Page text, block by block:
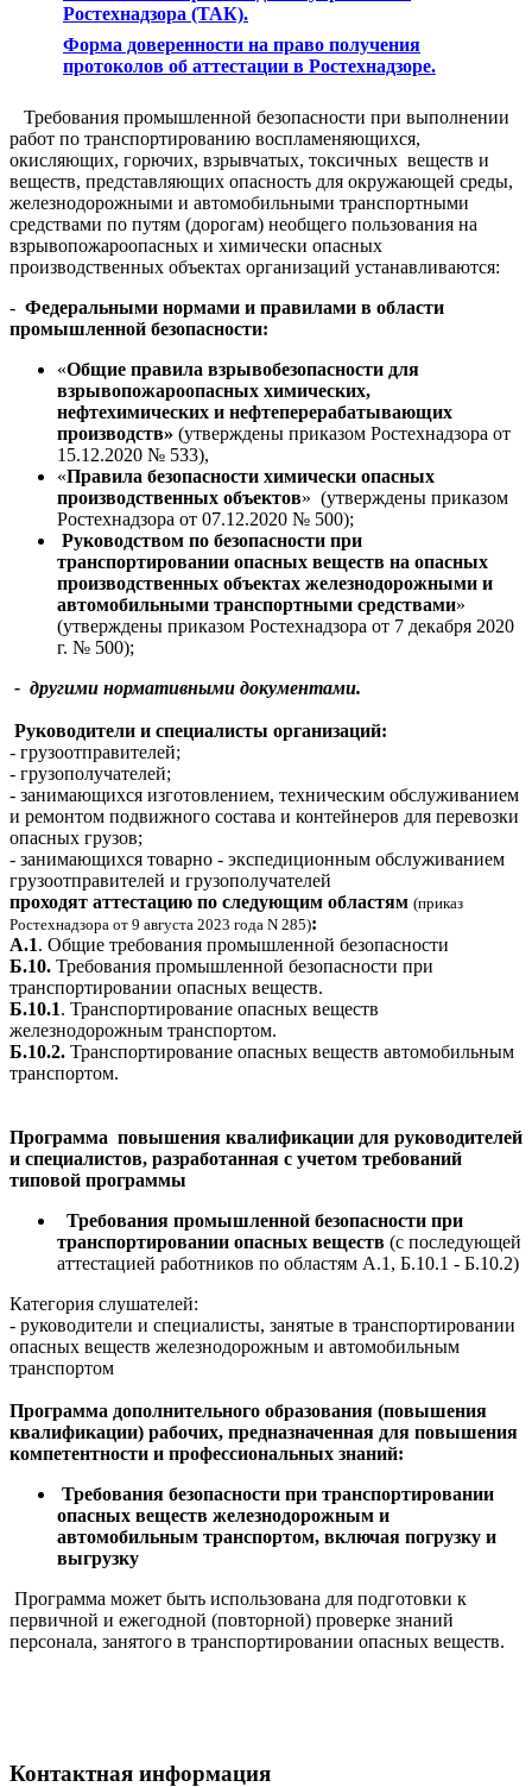
Ростехнадзора (ТАК).
Форма доверенности на право получения
протоколов об аттестации в Ростехнадзоре.
Требования промышленной безопасности при выполнении
работ по транспортированию воспламеняющихся,
окисляющих, горючих, взрывчатых, токсичных веществ и
веществ, представляющих опасность для окружающей среды,
железнодорожными и автомобильными транспортными
средствами по путям (дорогам) необщего пользования на
взрывопожароопасных и химически опасных
производственных объектах организаций устанавливаются:
- Федеральными нормами и правилами в области
промышленной безопасности:
«Общие правила взрывобезопасности для
взрывопожароопасных химических,
нефтехимических и нефтеперерабатывающих
производств» (утверждены приказом Ростехнадзора от
15.12.2020 № 533),
«Правила безопасности химически опасных
производственных объектов» (утверждены приказом
Ростехнадзора от 07.12.2020 № 500);
Руководством по безопасности при
транспортировании опасных веществ на опасных
производственных объектах железнодорожными и
автомобильными транспортными средствами»
(утверждены приказом Ростехнадзора от 7 декабря 2020
г. № 500);
- другими нормативными документами.
Руководители и специалисты организаций:
- грузоотправителей;
- грузополучателей;
- занимающихся изготовлением, техническим обслуживанием
и ремонтом подвижного состава и контейнеров для перевозки
опасных грузов;
- занимающихся товарно - экспедиционным обслуживанием
грузоотправителей и грузополучателей
проходят аттестацию по следующим областям (приказ
Ростехнадзора от 9 августа 2023 года N 285):
А.1. Общие требования промышленной безопасности
Б.10. Требования промышленной безопасности при
транспортировании опасных веществ.
Б.10.1. Транспортирование опасных веществ
железнодорожным транспортом.
Б.10.2. Транспортирование опасных веществ автомобильным
транспортом.
Программа повышения квалификации для руководителей
и специалистов, разработанная с учетом требований
типовой программы
Требования промышленной безопасности при
транспортировании опасных веществ (с последующей
аттестацией работников по областям А.1, Б.10.1 - Б.10.2)
Категория слушателей:
- руководители и специалисты, занятые в транспортировании
опасных веществ железнодорожным и автомобильным
транспортом
Программа дополнительного образования (повышения
квалификации) рабочих, предназначенная для повышения
компетентности и профессиональных знаний:
Требования безопасности при транспортировании
опасных веществ железнодорожным и
автомобильным транспортом, включая погрузку и
выгрузку
Программа может быть использована для подготовки к
первичной и ежегодной (повторной) проверке знаний
персонала, занятого в транспортировании опасных веществ.
Контактная информация